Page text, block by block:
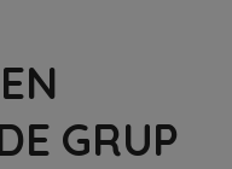
GRUP